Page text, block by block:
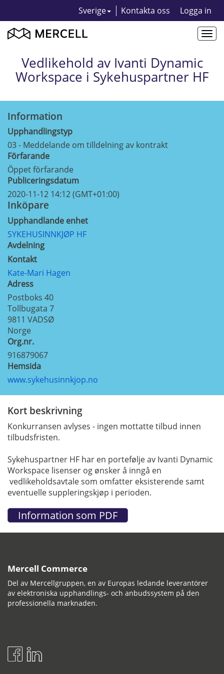
Sverige Kontakta oss Logga in
Vedlikehold av Ivanti Dynamic
Workspace i Sykehuspartner HF
Information
Upphandlingstyp
03 - Meddelande om tilldelning av kontrakt
Förfarande
Öppet förfarande
Publiceringsdatum
2020-11-12 14:12 (GMT+01:00)
Inköpare
Upphandlande enhet
SYKEHUSINNKJØP HF
Avdelning
Kontakt
Kate-Mari Hagen
Adress
Postboks 40
Tollbugata 7
9811 VADSØ
Norge
Org.nr.
916879067
Hemsida
www.sykehusinnkjop.no
Kort beskrivning
Konkurransen avlyses - ingen mottatte tilbud innen
tilbudsfristen.
Sykehuspartner HF har en portefølje av Ivanti Dynamic
Workspace lisenser og ønsker å inngå en
vedlikeholdsavtale som omfatter eksisterende samt
eventuelle suppleringskjøp i perioden.
Mercell Commerce
Del av Mercellgruppen, en av Europas ledande leverantörer
av elektroniska upphandlings- och anbudssystem på den
professionella marknaden.